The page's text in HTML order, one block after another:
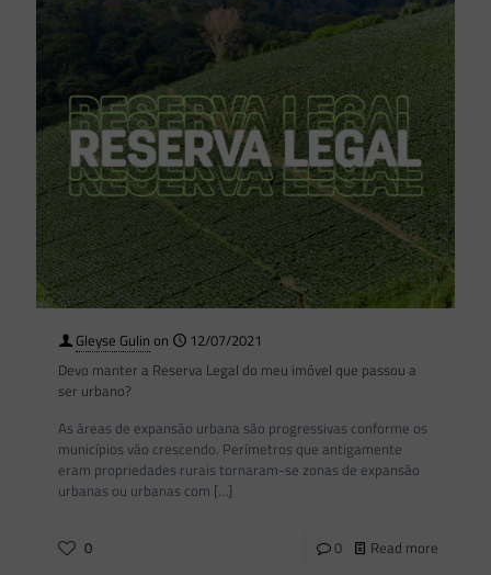
Gleyse Gulin on
12/07/2021
Devo manter a Reserva Legal do meu imóvel que passou a
ser urbano?
As áreas de expansão urbana são progressivas conforme os
municípios vão crescendo. Perímetros que antigamente
eram propriedades rurais tornaram-se zonas de expansão
urbanas ou urbanas com […]
0 0 Read more